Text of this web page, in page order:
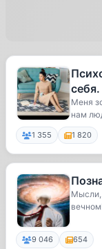
Меня
нам
д...
1 355 1 820
Мысли,
9 046 654